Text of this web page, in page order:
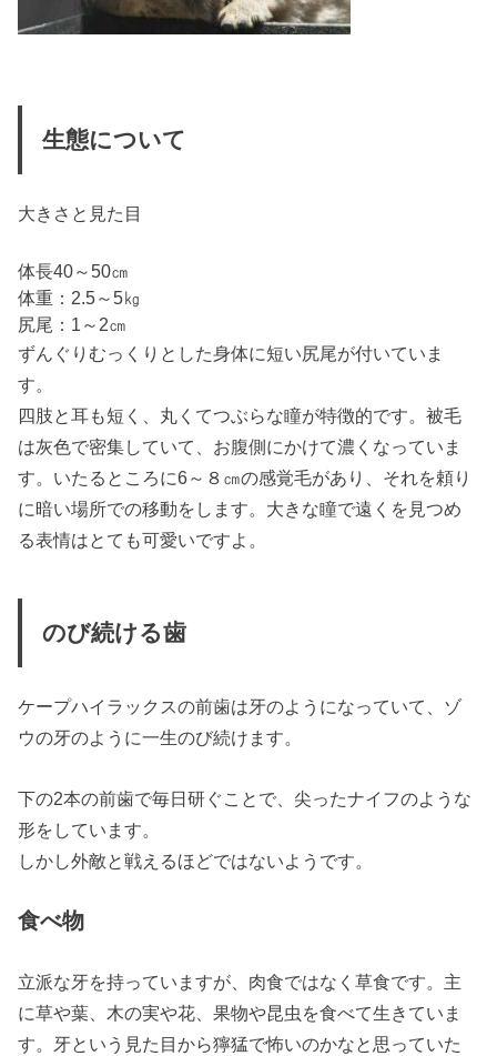
生態について
大きさと見た目
体長40～50㎝
体重：2.5～5㎏
尻尾：1～2㎝
ずんぐりむっくりとした身体に短い尻尾が付いていま
す。
四肢と耳も短く、丸くてつぶらな瞳が特徴的です。被毛
は灰色で密集していて、お腹側にかけて濃くなっていま
す。いたるところに6～８㎝の感覚毛があり、それを頼り
に暗い場所での移動をします。大きな瞳で遠くを見つめ
る表情はとても可愛いですよ。
のび続ける歯
ケープハイラックスの前歯は牙のようになっていて、ゾ
ウの牙のように一生のび続けます。
下の2本の前歯で毎日研ぐことで、尖ったナイフのような
形をしています。
しかし外敵と戦えるほどではないようです。
食べ物
立派な牙を持っていますが、 肉食ではなく草食です。主
に草や葉、木の実や花、果物や昆虫を食べて生きていま
す。牙という見た目から獰猛で怖いのかなと思っていた